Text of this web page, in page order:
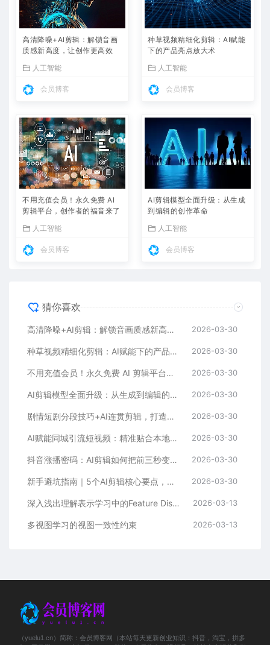
高清降噪+AI剪辑：解锁音画
质感新高度，让创作更高效
人工智能
会员博客
种草视频精细化剪辑：AI赋能
下的产品亮点放大术
人工智能
会员博客
不用充值会员！永久免费 AI
剪辑平台，创作者的福音来了
人工智能
会员博客
AI剪辑模型全面升级：从生成
到编辑的创作革命
人工智能
会员博客
猜你喜欢
高清降噪+AI剪辑：解锁音画质感新高度，让创作更高效 2026-03-30
种草视频精细化剪辑：AI赋能下的产品亮点放大术 2026-03-30
不用充值会员！永久免费 AI 剪辑平台，创作者的福音来了 2026-03-30
AI剪辑模型全面升级：从生成到编辑的创作革命 2026-03-30
剧情短剧分段技巧+AI连贯剪辑，打造丝滑流畅的视觉体验 2026-03-30
AI赋能同城引流短视频：精准贴合本地热点，打造爆款传播矩阵 2026-03-30
抖音涨播密码：AI剪辑如何把前三秒变成流量磁铁 2026-03-30
新手避坑指南｜5个AI剪辑核心要点，让你少走弯路 2026-03-30
深入浅出理解表示学习中的Feature Disentangle难题 2026-03-13
多视图学习的视图一致性约束 2026-03-13
（yuelu1.cn）简称：会员博客网（本站每天更新创业知识：抖音，淘宝，拼多